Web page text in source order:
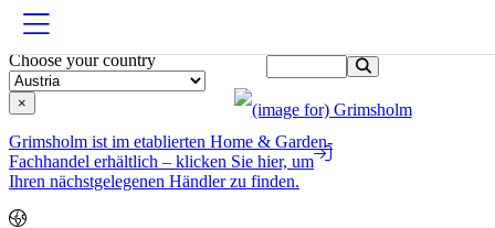
Välj ditt land /
Choose your country
×
Grimsholm ist im etablierten Home & Garden-
Fachhandel erhältlich – klicken Sie hier, um
Ihren nächstgelegenen Händler zu finden.